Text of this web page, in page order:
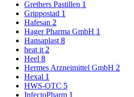
Grethers Pastillen 1
Grippostad 1
Hafesan 2
Hager Pharma GmbH 1
Hansaplast8
heat it2
Heel 8
Hermes Arzneimittel GmbH 2
Hexal 1
HWS-OTC 5
InfectoPharm 1